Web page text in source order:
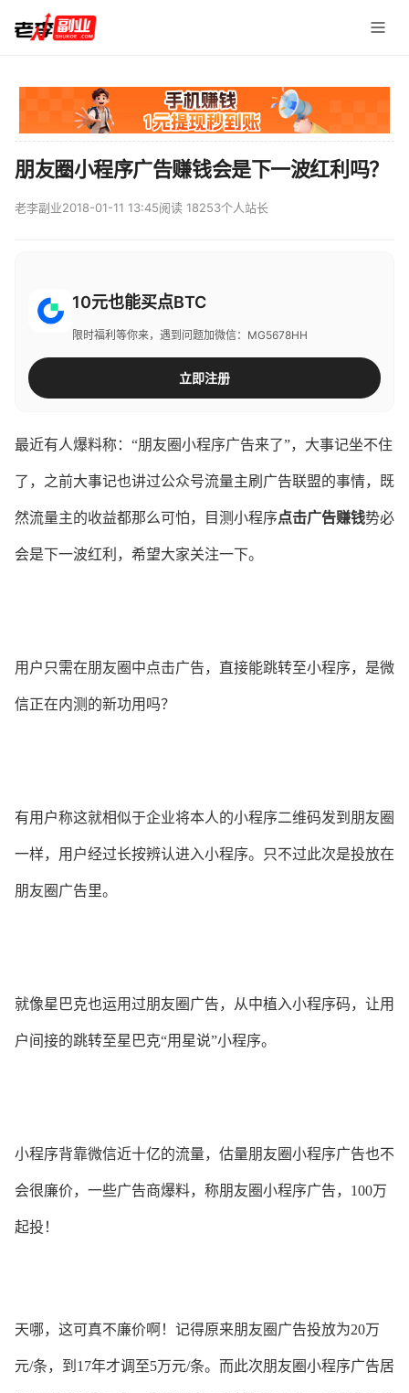
朋友圈小程序广告赚钱会是下一波红利吗？
老李副业2018-01-11 13:45阅读 18253个人站长
10元也能买点BTC
限时福利等你来，遇到问题加微信：MG5678HH
立即注册
最近有人爆料称：“朋友圈小程序广告来了”，大事记坐不住
了，之前大事记也讲过公众号流量主刷广告联盟的事情，既
然流量主的收益都那么可怕，目测小程序点击广告赚钱势必
会是下一波红利，希望大家关注一下。
用户只需在朋友圈中点击广告，直接能跳转至小程序，是微
信正在内测的新功用吗？
有用户称这就相似于企业将本人的小程序二维码发到朋友圈
一样，用户经过长按辨认进入小程序。只不过此次是投放在
朋友圈广告里。
就像星巴克也运用过朋友圈广告，从中植入小程序码，让用
户间接的跳转至星巴克“用星说”小程序。
小程序背靠微信近十亿的流量，估量朋友圈小程序广告也不
会很廉价，一些广告商爆料，称朋友圈小程序广告，100万
起投！
天哪，这可真不廉价啊！记得原来朋友圈广告投放为20万
元/条，到17年才调至5万元/条。而此次朋友圈小程序广告居